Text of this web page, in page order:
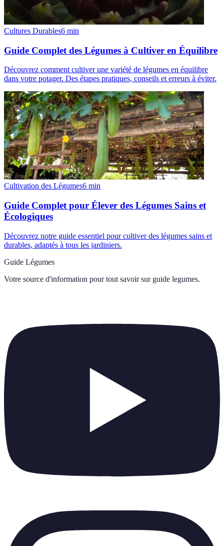
Cultures Durables6 min
Guide Complet des Légumes à Cultiver en Équilibre
Découvrez comment cultiver une variété de légumes en équilibre
dans votre potager. Des étapes pratiques, conseils et erreurs à éviter.
Cultivation des Légumes6 min
Guide Complet pour Élever des Légumes Sains et
Écologiques
Découvrez notre guide essentiel pour cultiver des légumes sains et
durables, adaptés à tous les jardiniers.
Guide Légumes
Votre source d'information pour tout savoir sur guide legumes.